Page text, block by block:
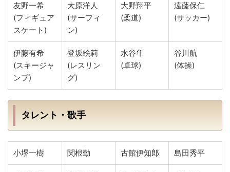
友野一希
(フィギュア
スケート)
大原洋人
(サーフィ
ン)
大野翔平
(柔道)
遠藤保仁
(サッカー)
伊藤有希
(スキージャ
ンプ)
登坂絵莉
(レスリン
グ)
水谷隼
(卓球)
谷川航
(体操)
タレント・歌手
小堺一樹 関根勤 古館伊知郎 島田秀平